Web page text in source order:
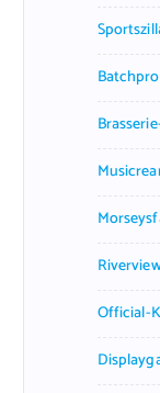
Official-